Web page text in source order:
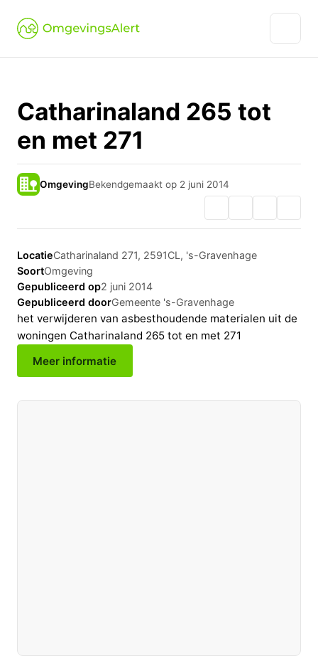
Catharinaland 265 tot
en met 271
OmgevingBekendgemaakt op 2 juni 2014
LocatieCatharinaland 271, 2591CL, 's-Gravenhage
SoortOmgeving
Gepubliceerd op2 juni 2014
Gepubliceerd doorGemeente 's-Gravenhage
het verwijderen van asbesthoudende materialen uit de
woningen Catharinaland 265 tot en met 271
Meer informatie